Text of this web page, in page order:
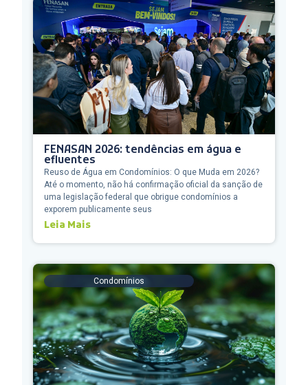
FENASAN 2026: tendências em água e
efluentes
Reuso de Água em Condomínios: O que Muda em 2026?
Até o momento, não há confirmação oficial da sanção de
uma legislação federal que obrigue condomínios a
exporem publicamente seus
Leia Mais
Condomínios